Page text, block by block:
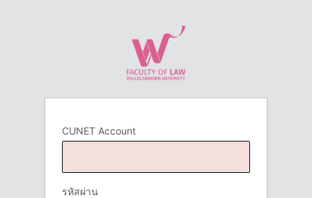
CUNET Account
รหัสผ่าน